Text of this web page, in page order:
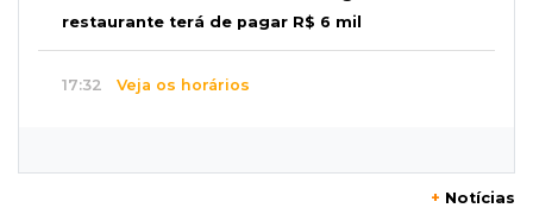
restaurante terá de pagar R$ 6 mil
17:32 Veja os horários
+ Notícias